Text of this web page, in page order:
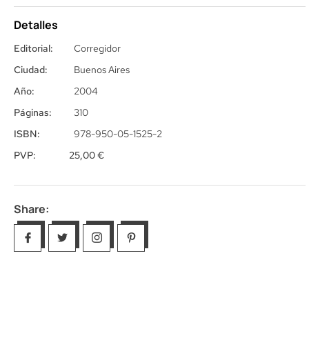
Detalles
Editorial:
Ciudad:
Año:
Páginas:
ISBN:
Corregidor
Buenos Aires
2004
310
978-950-05-1525-2
PVP:
25,00€
Share: